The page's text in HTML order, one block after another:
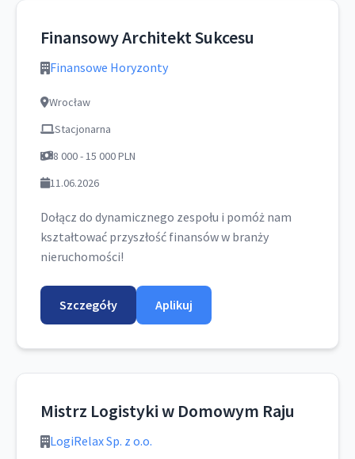
Finansowy Architekt Sukcesu
Finansowe Horyzonty
Wrocław
Stacjonarna
8 000 - 15 000 PLN
11.06.2026
Dołącz do dynamicznego zespołu i pomóż nam
kształtować przyszłość finansów w branży
nieruchomości!
Szczegóły Aplikuj
Mistrz Logistyki w Domowym Raju
LogiRelax Sp. z o.o.